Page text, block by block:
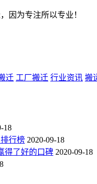
因为专注所以专业！
迁 工厂搬迁 行业资讯 搬
18
行榜 2020-09-18
得了好的口碑 2020-09-18